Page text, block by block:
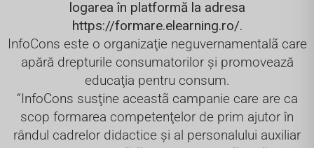
logarea în platformă la adresa
https://formare.elearning.ro/.
InfoCons este o organizaţie neguvernamentalã care
apără drepturile consumatorilor şi promovează
educaţia pentru consum.
“InfoCons susţine aceastã campanie care are ca
scop formarea competenţelor de prim ajutor în
rândul cadrelor didactice şi al personalului auxiliar